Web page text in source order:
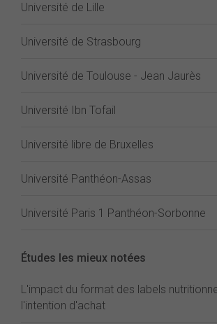
Université de Lille
Université de Strasbourg
Université de Toulouse - Jean Jaurès
Université Ibn Tofail
Université libre de Bruxelles
Université Panthéon-Assas
Université Paris 1 Panthéon-Sorbonne
Études les mieux notées
L'impact du format des labels
l'intention d'achat